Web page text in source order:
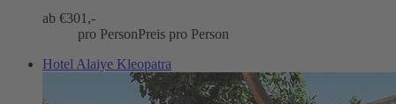
ab €301,-
pro PersonPreis pro Person
Hotel Alaiye Kleopatra